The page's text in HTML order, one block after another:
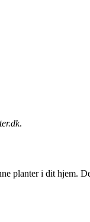
.
planter i dit hjem.